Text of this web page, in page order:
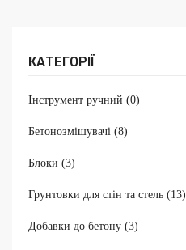
КАТЕГОРІЇ
Інструмент ручний (0)
Бетонозмішувачі (8)
Блоки (3)
Грунтовки для стін та стель (13)
Добавки до бетону (3)